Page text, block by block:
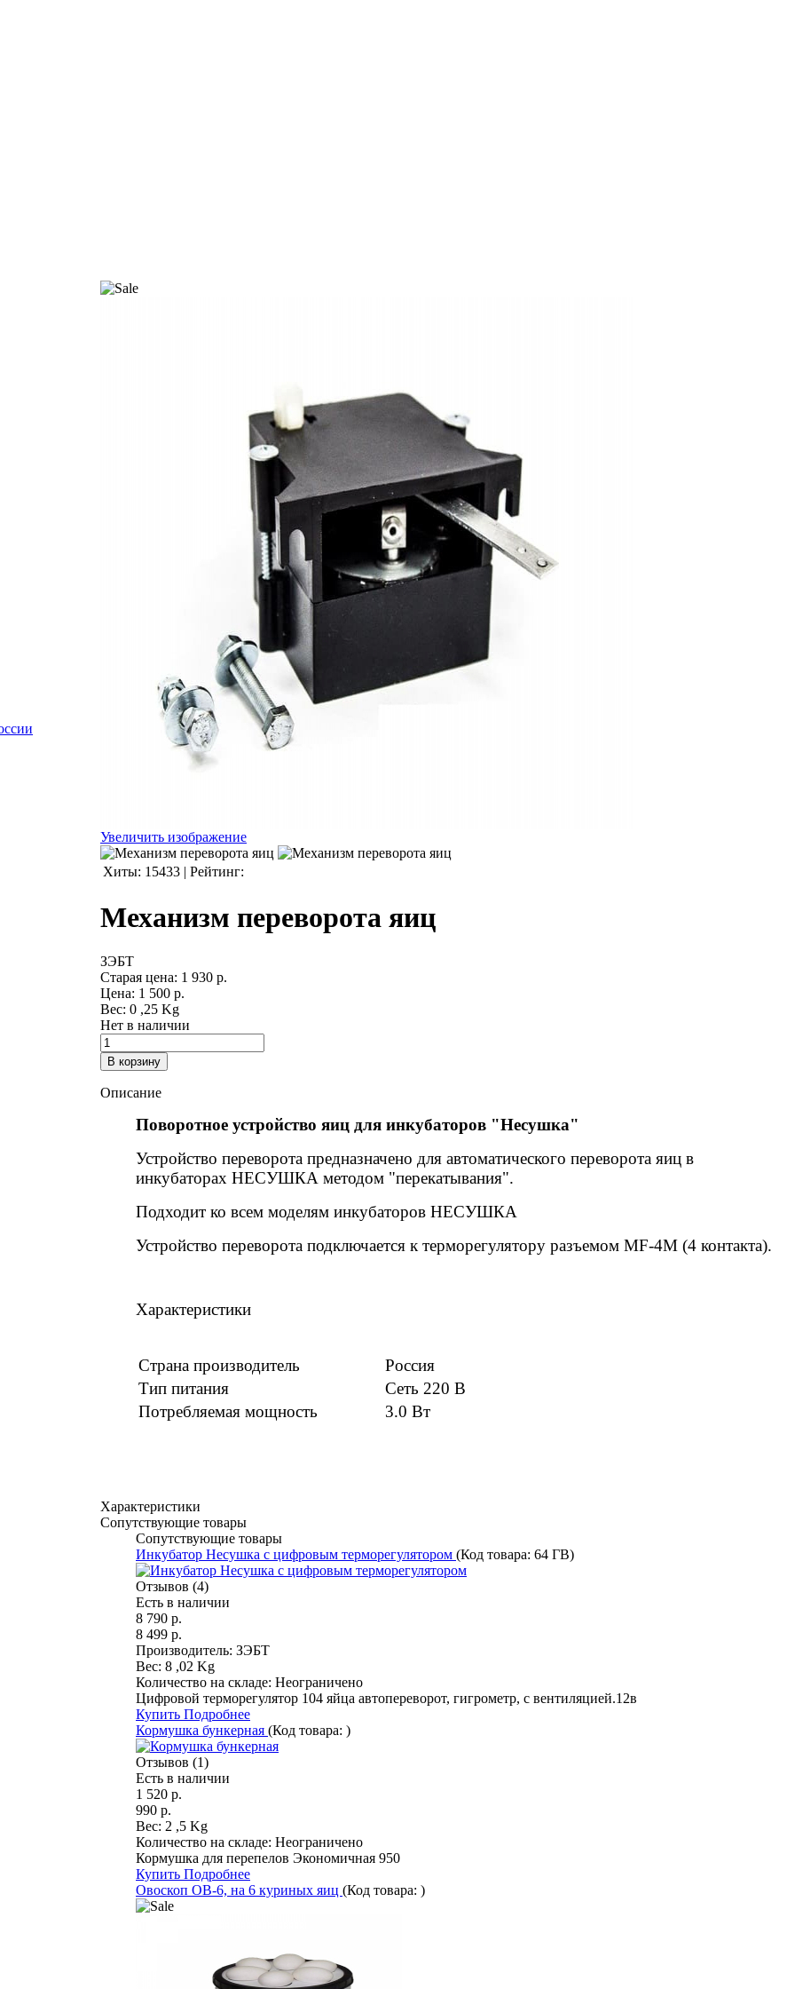
Увеличить изображение
Хиты: 15433 | Рейтинг:
Механизм переворота яиц
ЗЭБТ
Старая цена: 1 930 р.
Цена: 1 500 р.
Вес: 0 ,25 Kg
Нет в наличии
Описание
Поворотное устройство яиц для инкубаторов "Несушка"
Устройство переворота предназначено для автоматического переворота яиц в
инкубаторах НЕСУШКА методом "перекатывания".
Подходит ко всем моделям инкубаторов НЕСУШКА
Устройство переворота подключается к терморегулятору разъемом MF-4M (4 контакта).
Характеристики
Страна производитель
Россия
Тип питания
Сеть 220 В
Потребляемая мощность
3.0 Вт
Характеристики
Сопутствующие товары
Сопутствующие товары
Инкубатор Несушка с цифровым терморегулятором (Код товара: 64 ГВ)
Отзывов (4)
Есть в наличии
8 790 р.
8 499 р.
Производитель: ЗЭБТ
Вес: 8 ,02 Kg
Количество на складе: Неограничено
Цифровой терморегулятор 104 яйца автопереворот, гигрометр, с вентиляцией.12в
Купить Подробнее
Кормушка бункерная (Код товара: )
Отзывов (1)
Есть в наличии
1 520 р.
990 р.
Вес: 2 ,5 Kg
Количество на складе: Неограничено
Кормушка для перепелов Экономичная 950
Купить Подробнее
Овоскоп ОВ-6, на 6 куриных яиц (Код товара: )